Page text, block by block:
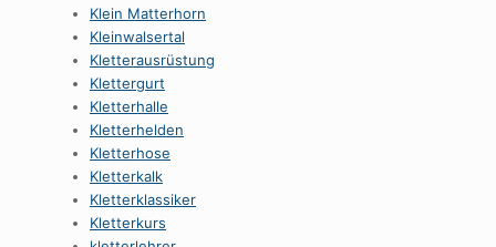
Klein Matterhorn
Kleinwalsertal
Kletterausrüstung
Klettergurt
Kletterhalle
Kletterhelden
Kletterhose
Kletterkalk
Kletterklassiker
Kletterkurs